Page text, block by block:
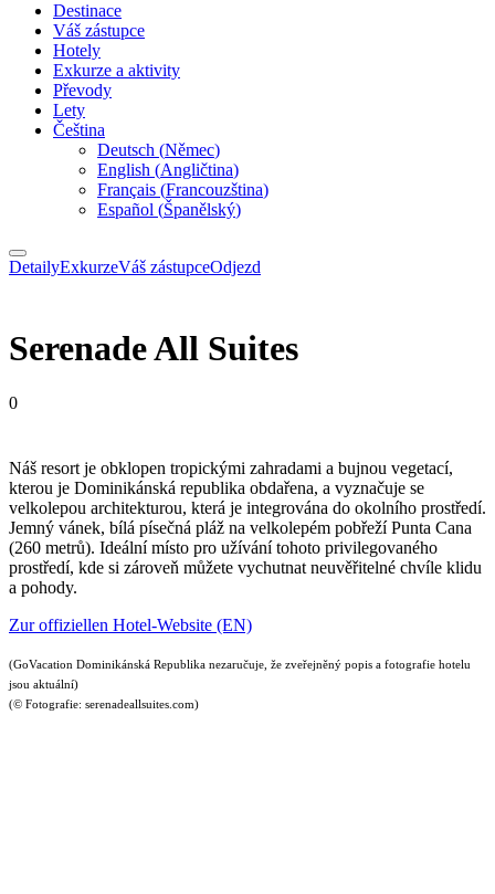
Destinace
Váš zástupce
Hotely
Exkurze a aktivity
Převody
Lety
Čeština
Deutsch (Němec)
English (Angličtina)
Français (Francouzština)
Español (Španělský)
DetailyExkurzeVáš zástupceOdjezd
Serenade All Suites
0
Náš resort je obklopen tropickými zahradami a bujnou vegetací,
kterou je Dominikánská republika obdařena, a vyznačuje se
velkolepou architekturou, která je integrována do okolního prostředí.
Jemný vánek, bílá písečná pláž na velkolepém pobřeží Punta Cana
(260 metrů). Ideální místo pro užívání tohoto privilegovaného
prostředí, kde si zároveň můžete vychutnat neuvěřitelné chvíle klidu
a pohody.
Zur offiziellen Hotel-Website (EN)
(GoVacation Dominikánská Republika nezaručuje, že zveřejněný popis a fotografie hotelu
jsou aktuální)
(© Fotografie: serenadeallsuites.com)